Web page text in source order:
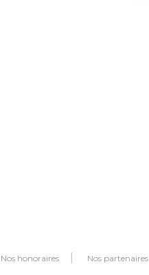
Nos honoraires Nos partenaires